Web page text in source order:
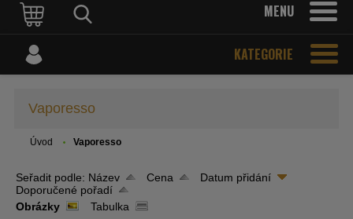
MENU
KATEGORIE
Vaporesso
Úvod Vaporesso
Seřadit podle: Název Cena
Datum přidání
Doporučené pořadí
Obrázky
Tabulka